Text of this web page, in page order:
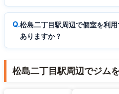
松島二丁目駅周辺で個室を利
ありますか？
松島二丁目駅周辺でジム